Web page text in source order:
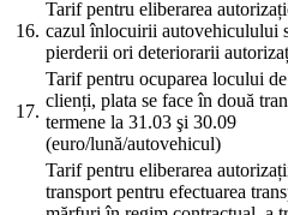
16.
Tarif pentru eliberarea
cazul înlocuirii autovehiculului
pierderii ori deteriorarii
17.
Tarif pentru ocuparea locului de
clienți, plata se face în două
termene la 31.03 şi 30.09
(euro/lună/autovehicul)
Tarif pentru eliberarea
transport pentru efectuarea